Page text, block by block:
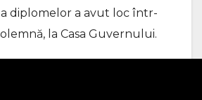
diplomelor a avut loc într-
la Casa Guvernului.